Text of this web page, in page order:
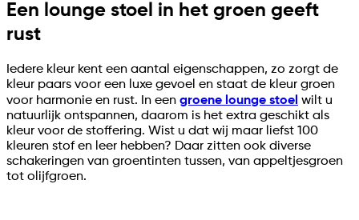
Een lounge stoel in het groen geeft
rust
Iedere kleur kent een aantal eigenschappen, zo zorgt de
kleur paars voor een luxe gevoel en staat de kleur groen
voor harmonie en rust. In een groene lounge stoel wilt u
natuurlijk ontspannen, daarom is het extra geschikt als
kleur voor de stoffering. Wist u dat wij maar liefst 100
kleuren stof en leer hebben? Daar zitten ook diverse
schakeringen van groentinten tussen, van appeltjesgroen
tot olijfgroen.